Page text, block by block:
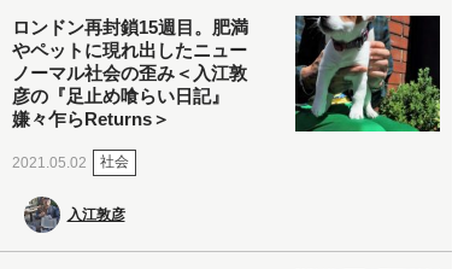
ロンドン再封鎖15週目。肥満
やペットに現れ出したニュー
ノーマル社会の歪み＜入江敦
彦の『足止め喰らい日記』
嫌々乍らReturns＞
2021.05.02 社会
入江敦彦